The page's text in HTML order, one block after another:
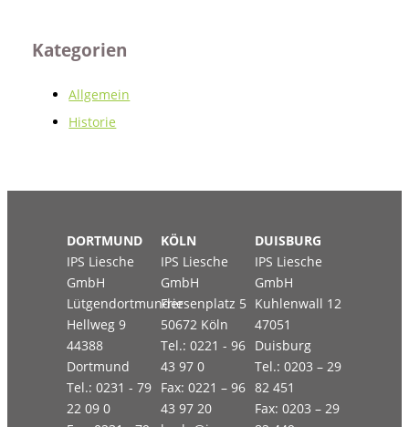
Kategorien
Allgemein
Historie
DORTMUND
IPS Liesche
GmbH
Lütgendortmunder
Hellweg 9
44388
Dortmund
Tel.: 0231 - 79
22 09 0
KÖLN
IPS Liesche
GmbH
Friesenplatz 5
50672 Köln
Tel.: 0221 - 96
43 97 0
Fax: 0221 – 96
43 97 20
DUISBURG
IPS Liesche
GmbH
Kuhlenwall 12
47051
Duisburg
Tel.: 0203 – 29
82 451
Fax: 0203 – 29